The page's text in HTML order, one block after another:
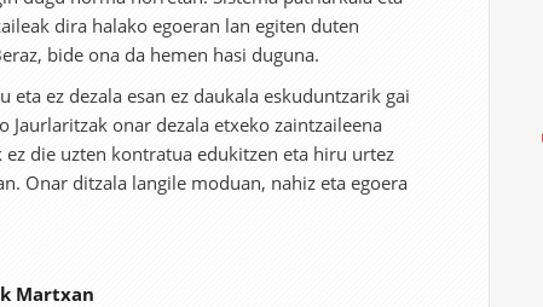
dira halako egoeran lan egiten duten
bide ona da hemen hasi duguna.
eta ez dezala esan ez daukala eskuduntzarik gai
Jaurlaritzak onar dezala etxeko zaintzaileena
die uzten kontratua edukitzen eta hiru urtez
Onar ditzala langile moduan, nahiz eta egoera
Martxan